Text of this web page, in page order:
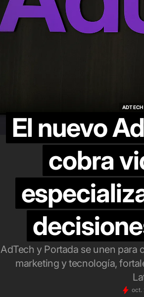
ADTECH
El nuevo
cobra
AdTech y Portada se unen para
marketing y tecnología,
oct.